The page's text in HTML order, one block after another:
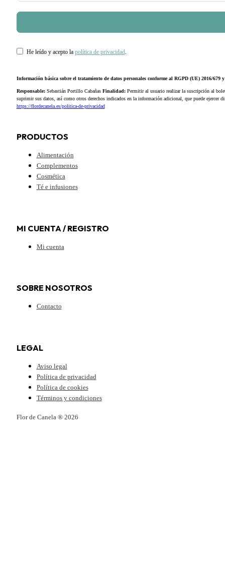
He leído y acepto la política de privacidad.
Información básica sobre el tratamiento de datos personales conforme al RGPD (UE) 2016/679
Responsable:Sebastián Portillo Cabañas Finalidad:Permitir al usuario realizar la suscripción al
suprimir sus datos, así como otros derechos indicados en la información adicional, que puede
https://flordecanela.es/politica-de-privacidad
PRODUCTOS
Alimentación
Complementos
Cosmética
Té e infusiones
MI CUENTA / REGISTRO
Mi cuenta
SOBRE NOSOTROS
Contacto
LEGAL
Aviso legal
Política de privacidad
Política de cookies
Términos y condiciones
Flor de Canela ® 2026